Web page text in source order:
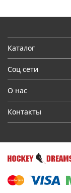
Каталог
Соц сети
О нас
Контакты